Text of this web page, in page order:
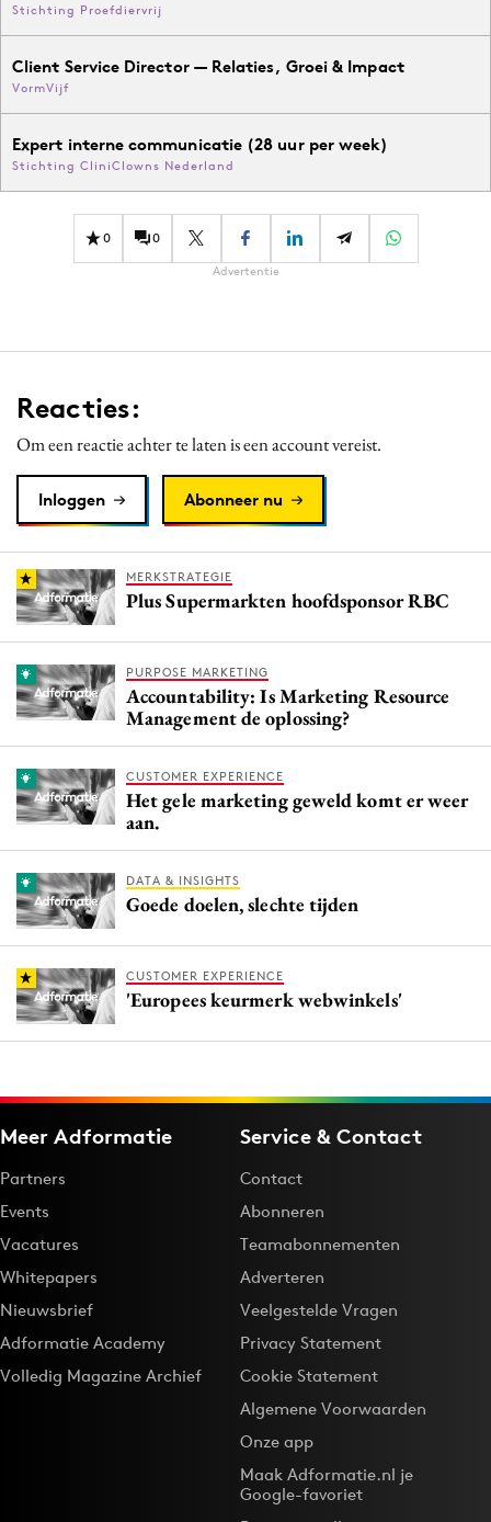
Stichting Proefdiervrij
Client Service Director — Relaties, Groei & Impact
VormVijf
Expert interne communicatie (28 uur per week)
Stichting CliniClowns Nederland
0 0
Advertentie
Reacties:
Om een reactie achter te laten is een account vereist.
Inloggen Abonneer nu
MERKSTRATEGIE
Plus Supermarkten hoofdsponsor RBC
PURPOSE MARKETING
Accountability: Is Marketing Resource
Management de oplossing?
CUSTOMER EXPERIENCE
Het gele marketing geweld komt er weer
aan.
DATA & INSIGHTS
Goede doelen, slechte tijden
CUSTOMER EXPERIENCE
'Europees keurmerk webwinkels'
Meer Adformatie
Partners
Events
Vacatures
Whitepapers
Nieuwsbrief
Adformatie Academy
Volledig Magazine Archief
Service & Contact
Contact
Abonneren
Teamabonnementen
Adverteren
Veelgestelde Vragen
Privacy Statement
Cookie Statement
Algemene Voorwaarden
Onze app
Maak Adformatie.nl je
Google-favoriet